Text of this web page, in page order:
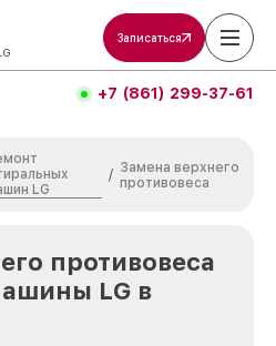
Записаться
+7 (861) 299-37-61
LG
/ Замена верхнего
противовеса
противовеса
LG в